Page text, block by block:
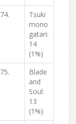
74.
Tsuki
mono
gatari:
14
(1%)
75.
Blade
and
Soul:
13
(1%)